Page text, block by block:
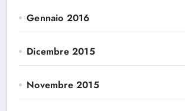
Gennaio 2016
Dicembre 2015
Novembre 2015